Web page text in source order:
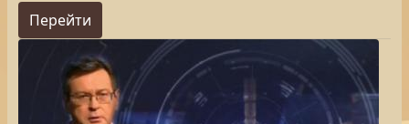
Перейти